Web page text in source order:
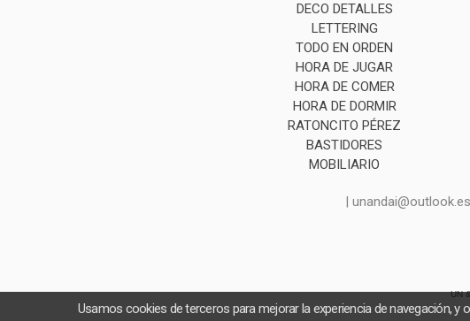
DECO DETALLES
LETTERING
TODO EN ORDEN
HORA DE JUGAR
HORA DE COMER
HORA DE DORMIR
RATONCITO PÉREZ
BASTIDORES
MOBILIARIO
|
UN
Usamos cookies de terceros para mejorar la experiencia de navegación,